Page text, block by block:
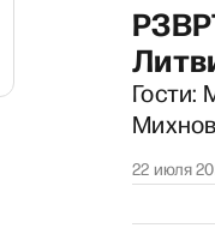
Гости:
22 июля